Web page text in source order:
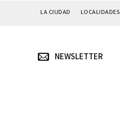
LA CIUDAD LOCALIDADES
NEWSLETTER